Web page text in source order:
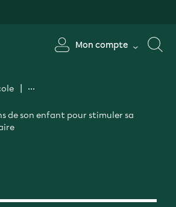
Mon compte
de son enfant pour stimuler sa